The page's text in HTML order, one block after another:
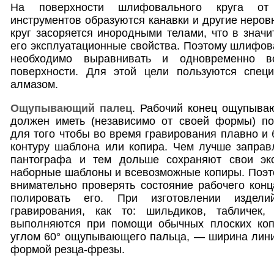
На поверхности шлифовального круга от
инструментов образуются канавки и другие
круг засоряется инородными телами, что в
его эксплуатационные свойства. Поэтому
необходимо выравнивать и одновременно
поверхности. Для этой цели пользуются
алмазом.
Ощупывающий палец. Рабочий конец
должен иметь (независимо от своей формы)
для того чтобы во время гравирования плавно и
контуру шаблона или копира. Чем лучше
пантографа и тем дольше сохраняют свои
наборные шаблоны и всевозможные копиры.
внимательно проверять состояние рабочего
полировать его. При изготовлении
гравирования, как то: шильдиков,
выполняются при помощи обычных плоских
углом 60° ощупывающего пальца, — ширина
формой резца-фрезы.